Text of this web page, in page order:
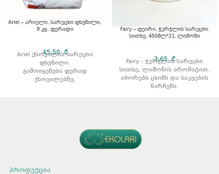
Ariel – არიელი, სარეცხი ფხვნილი,
9 კგ. ფერადი
45,50₾
Ariel ქსოვილის სარეცხი
ფხვნილი.
გამოიყენება ფერად
ქსოვილებზე.
გამოყენების წესი
ყურადღება მიაქციეთ
დაიცავით რეცხვისას.
Fairy – ფეირი, ჭურჭლის სარეცხი
სითხე, 450მლ*21, ლიმონი
3,65₾
Fairy - ჭურჭლის სარეცხი
სითხე, ლიმონის არომატით.
აშორებს ცხიმს და საკვების
ნარჩენს.
პროდუქტის ტიპი: სითხე.
მოცულობა: 450 მლ.
რაოდენობა შეფუთვაში: 16
პროდუქცია